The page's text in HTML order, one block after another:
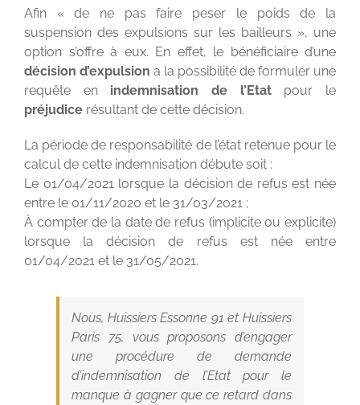
Afin « de ne pas faire peser le poids de la
suspension des expulsions sur les bailleurs », une
option s’offre à eux. En effet, le bénéficiaire d’une
décision d’expulsion a la possibilité de formuler une
requête en indemnisation de l’Etatpour le
préjudice résultant de cette décision.
La période de responsabilité de l’état retenue pour le
calcul de cette indemnisation débute soit :
Le 01/04/2021 lorsque la décision de refus est née
entre le 01/11/2020 et le 31/03/2021 ;
À compter de la date de refus (implicite ou explicite)
lorsque la décision de refus est née entre
01/04/2021 et le 31/05/2021.
Nous, Huissiers Essonne 91 et Huissiers
Paris 75, vous proposons d’engager
une procédure de demande
d’indemnisation de l’Etat pour le
manque à gagner que ce retard dans